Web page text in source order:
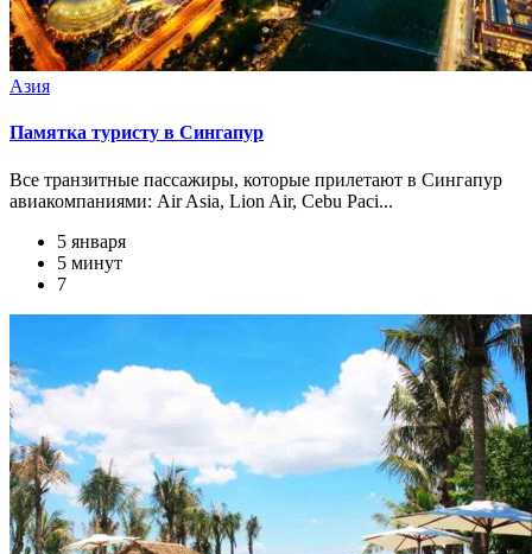
Азия
Памятка туристу в Сингапур
Все транзитные пассажиры, которые прилетают в Сингапур
авиакомпаниями: Air Asia, Lion Air, Cebu Paci...
5 января
5 минут
7